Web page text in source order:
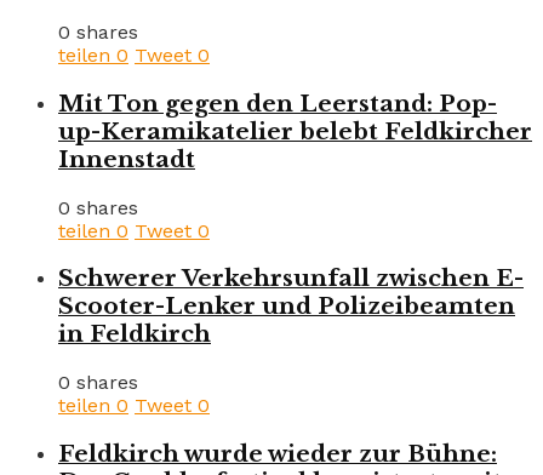
0 shares
teilen 0 Tweet 0
Mit Ton gegen den Leerstand: Pop-
up-Keramikatelier belebt Feldkircher
Innenstadt
0 shares
teilen 0 Tweet 0
Schwerer Verkehrsunfall zwischen E-
Scooter-Lenker und Polizeibeamten
in Feldkirch
0 shares
teilen 0 Tweet 0
Feldkirch wurde wieder zur Bühne: